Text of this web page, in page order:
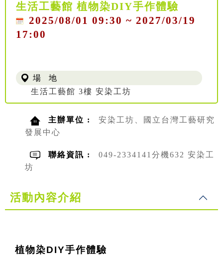
生活工藝館 植物染DIY手作體驗
2025/08/01 09:30 ~ 2027/03/19
17:00
場 地
生活工藝館 3樓 安染工坊
主辦單位 :
安染工坊、國立台灣工藝研究
發展中心
聯絡資訊 :
049-2334141分機632 安染工
坊
活動內容介紹
植物染DIY手作體驗